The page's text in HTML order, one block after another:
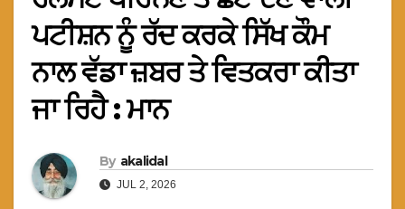
ਪਟੀਸ਼ਨ ਨੂੰ ਰੱਦ ਕਰਕੇ ਸਿੱਖ ਕੌਮ
ਨਾਲ ਵੱਡਾ ਜ਼ਬਰ ਤੇ ਵਿਤਕਰਾ ਕੀਤਾ
ਜਾ ਰਿਹੈ : ਮਾਨ
By akalidal
JUL 2, 2026